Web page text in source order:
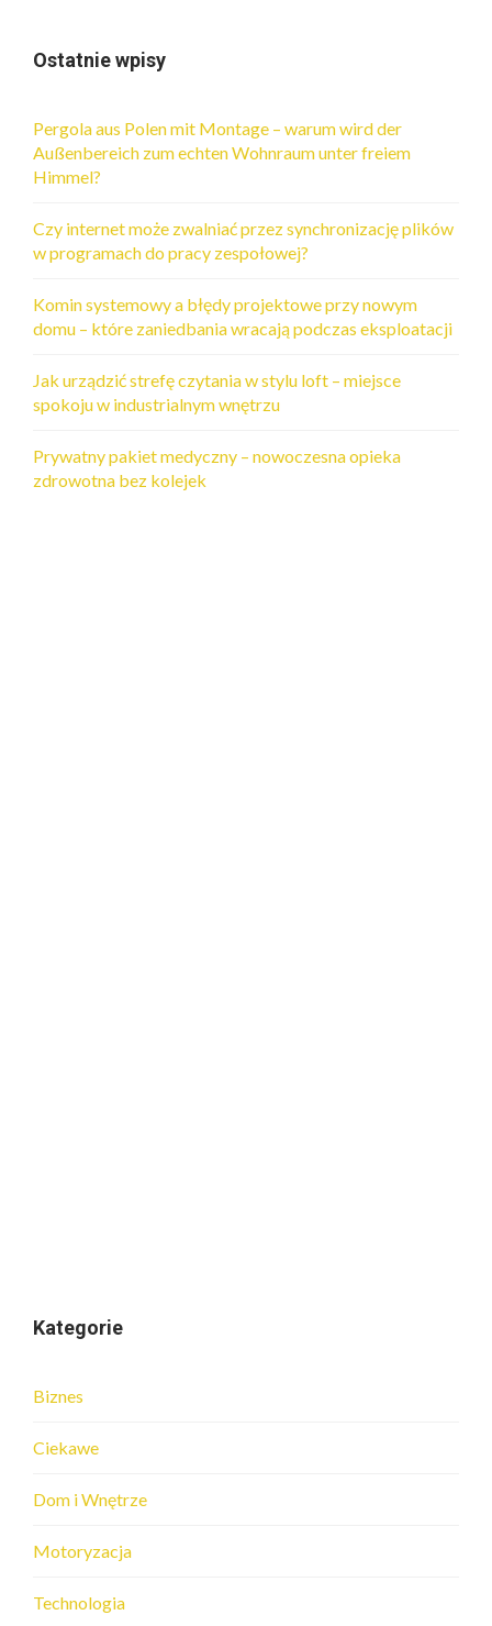
Ostatnie wpisy
Pergola aus Polen mit Montage – warum wird der
Außenbereich zum echten Wohnraum unter freiem
Himmel?
Czy internet może zwalniać przez synchronizację plików
w programach do pracy zespołowej?
Komin systemowy a błędy projektowe przy nowym
domu – które zaniedbania wracają podczas eksploatacji
Jak urządzić strefę czytania w stylu loft – miejsce
spokoju w industrialnym wnętrzu
Prywatny pakiet medyczny – nowoczesna opieka
zdrowotna bez kolejek
Kategorie
Biznes
Ciekawe
Dom i Wnętrze
Motoryzacja
Technologia